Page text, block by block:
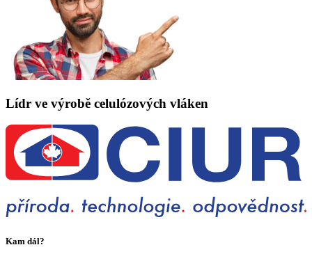
Lídr ve výrobě celulózových vláken
Kam dál?